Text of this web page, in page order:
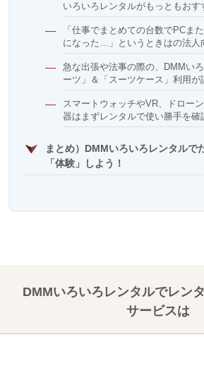
いろいろレンタルがもっともおす
「仕事でまとめての台数でPCま
になった…」というときはの法人
急な出張や法事の際の、DMMい
ーツ」＆「スーツケース」利用が
スマートウォッチやVR、ドロー
器はまずレンタルで使い勝手を確
まとめ）DMMいろいろレンタルで
「体験」しよう！
DMMいろいろレンタルでレン
サービスは